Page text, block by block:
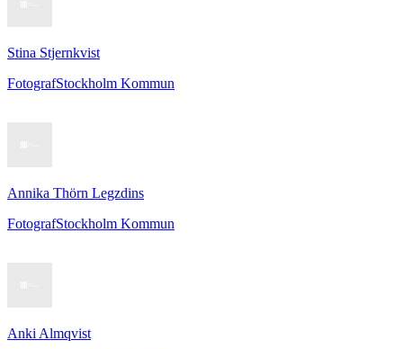
Stina Stjernkvist
FotografStockholm Kommun
Annika Thörn Legzdins
FotografStockholm Kommun
Anki Almqvist